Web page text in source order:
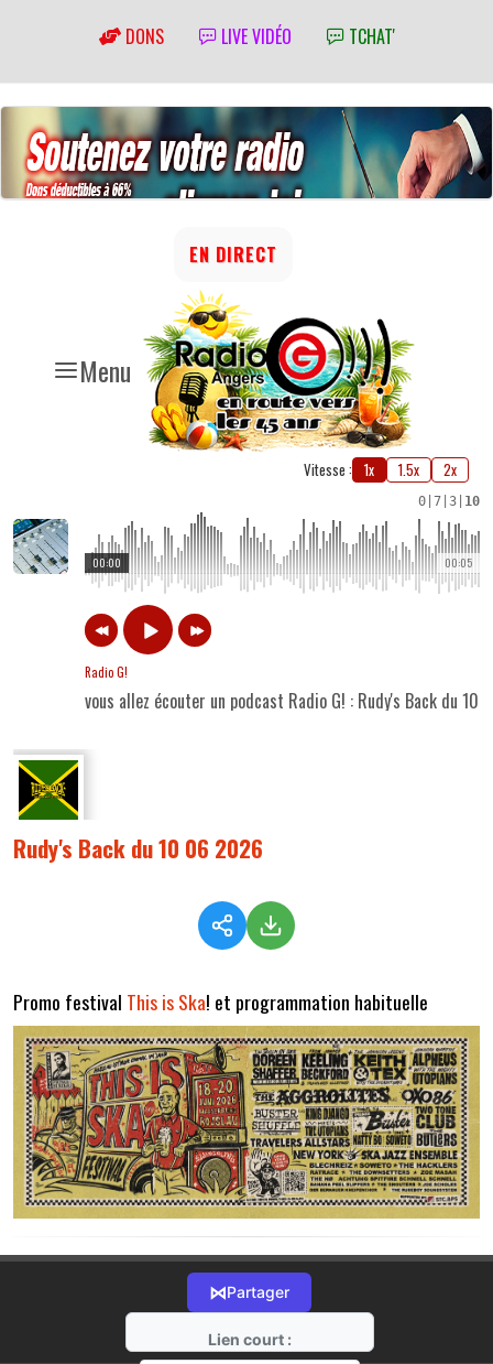
DONS LIVE VIDÉO TCHAT'
Menu
EN DIRECT
Vitesse : 1x 1.5x 2x
0 7 3 10
00:05
00:00
Radio G!
vous allez écouter un podcast Radio G! : Rudy's Back du 10
Rudy's Back du 10 06 2026
Promo festival This is Ska! et programmation habituelle
⋈Partager
Lien court :